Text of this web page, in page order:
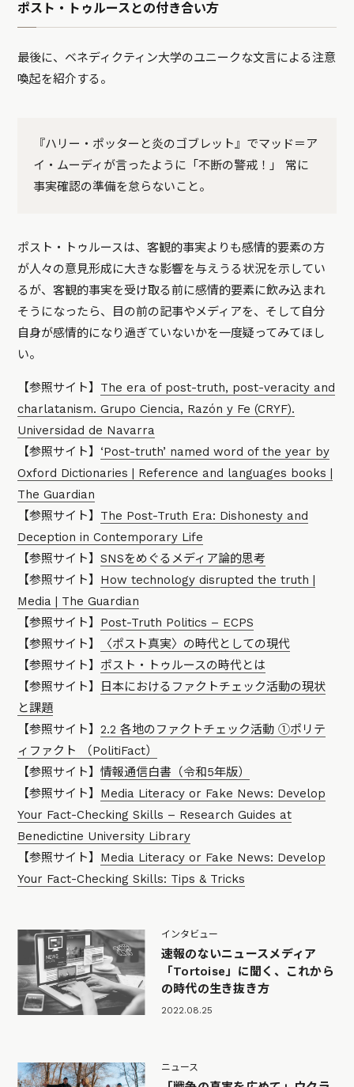
ポスト・トゥルースとの付き合い方
最後に、ベネディクティン大学のユニークな文言による注意
喚起を紹介する。
『ハリー・ポッターと炎のゴブレット』でマッド＝ア
イ・ムーディが言ったように「不断の警戒！」 常に
事実確認の準備を怠らないこと。
ポスト・トゥルースは、客観的事実よりも感情的要素の方
が人々の意見形成に大きな影響を与えうる状況を示してい
るが、客観的事実を受け取る前に感情的要素に飲み込まれ
そうになったら、目の前の記事やメディアを、そして自分
自身が感情的になり過ぎていないかを一度疑ってみてほし
い。
【参照サイト】 The era of post-truth, post-veracity and
charlatanism. Grupo Ciencia, Razón y Fe (CRYF).
Universidad de Navarra
【参照サイト】 ‘Post-truth’ named word of the year by
Oxford Dictionaries | Reference and languages books |
The Guardian
【参照サイト】 The Post-Truth Era: Dishonesty and
Deception in Contemporary Life
【参照サイト】SNSをめぐるメディア論的思考
【参照サイト】 How technology disrupted the truth |
Media | The Guardian
【参照サイト】 Post-Truth Politics – ECPS
【参照サイト】
〈ポスト真実〉の時代としての現代
【参照サイト】 ポスト・トゥルースの時代とは
【参照サイト】
日本におけるファクトチェック活動の現状
と課題
【参照サイト】2.2 各地のファクトチェック活動 ①ポリテ
ィファクト （PolitiFact）
【参照サイト】情報通信白書（令和5年版）
【参照サイト】 Media Literacy or Fake News: Develop
Your Fact-Checking Skills – Research Guides at
Benedictine University Library
【参照サイト】 Media Literacy or Fake News: Develop
Your Fact-Checking Skills: Tips & Tricks
インタビュー
速報のないニュースメディア
「Tortoise」に聞く、これから
の時代の生き抜き方
2022.08.25
ニュース